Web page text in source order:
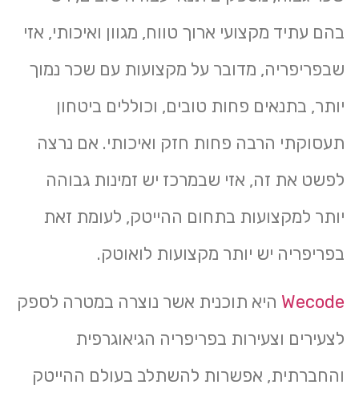
בהם עתיד מקצועי ארוך טווח, מגוון ואיכותי, אזי
שבפריפריה, מדובר על מקצועות עם שכר נמוך
יותר, בתנאים פחות טובים, וכוללים ביטחון
תעסוקתי הרבה פחות חזק ואיכותי. אם נרצה
לפשט את זה, אזי שבמרכז יש זמינות גבוהה
יותר למקצועות בתחום ההייטק, לעומת זאת
בפריפריה יש יותר מקצועות לואוטק.
Wecodeהיא תוכנית אשר נוצרה במטרה לספק
לצעירים וצעירות בפריפריה הגיאוגרפית
והחברתית, אפשרות להשתלב בעולם ההייטק